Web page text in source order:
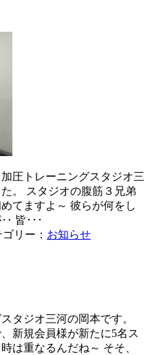
圧トレーニングスタジオ三
。 スタジオの腹筋３兄弟
てますよ～ 彼らが何をし
皆･･･
リー： お知らせ
タジオ三河の岡本です。
新規会員様が新たに5名ス
は重なるんだね～ そそ、